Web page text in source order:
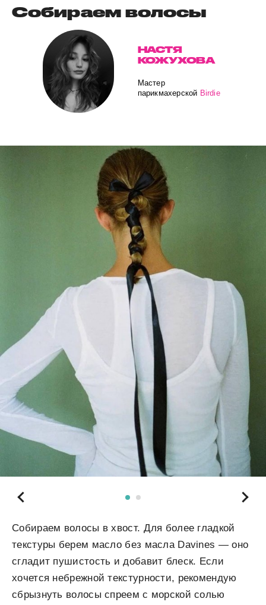
Собираем волосы
НАСТЯ
КОЖУХОВА
Мастер
парикмахерской Birdie
Собираем волосы в хвост. Для более гладкой
текстуры берем масло без масла Davines — оно
сгладит пушистость и добавит блеск. Если
хочется небрежной текстурности, рекомендую
сбрызнуть волосы спреем с морской солью